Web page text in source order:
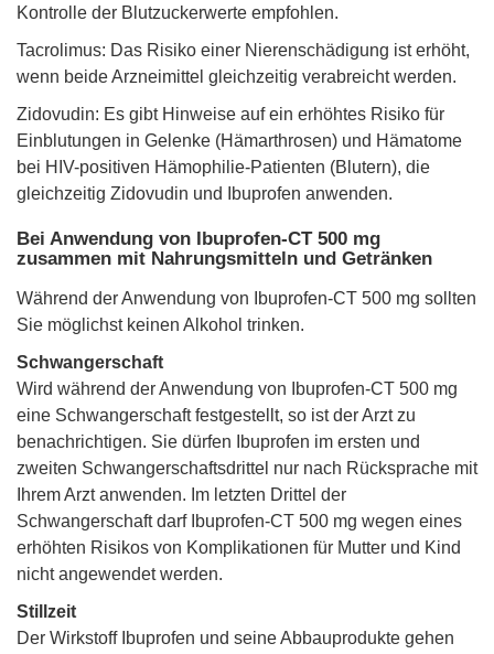
Kontrolle der Blutzuckerwerte empfohlen.
Tacrolimus: Das Risiko einer Nierenschädigung ist erhöht,
wenn beide Arzneimittel gleichzeitig verabreicht werden.
Zidovudin: Es gibt Hinweise auf ein erhöhtes Risiko für
Einblutungen in Gelenke (Hämarthrosen) und Hämatome
bei HIV-positiven Hämophilie-Patienten (Blutern), die
gleichzeitig Zidovudin und Ibuprofen anwenden.
Bei Anwendung von Ibuprofen-CT 500 mg
zusammen mit Nahrungsmitteln und Getränken
Während der Anwendung von Ibuprofen-CT 500 mg sollten
Sie möglichst keinen Alkohol trinken.
Schwangerschaft
Wird während der Anwendung von Ibuprofen-CT 500 mg
eine Schwangerschaft festgestellt, so ist der Arzt zu
benachrichtigen. Sie dürfen Ibuprofen im ersten und
zweiten Schwangerschaftsdrittel nur nach Rücksprache mit
Ihrem Arzt anwenden. Im letzten Drittel der
Schwangerschaft darf Ibuprofen-CT 500 mg wegen eines
erhöhten Risikos von Komplikationen für Mutter und Kind
nicht angewendet werden.
Stillzeit
Der Wirkstoff Ibuprofen und seine Abbauprodukte gehen